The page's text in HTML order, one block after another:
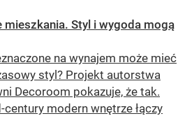
mieszkania. Styl i wygoda mogą
na wynajem może mieć
styl? Projekt autorstwa
Decoroom pokazuje, że tak.
modern wnętrze łączy